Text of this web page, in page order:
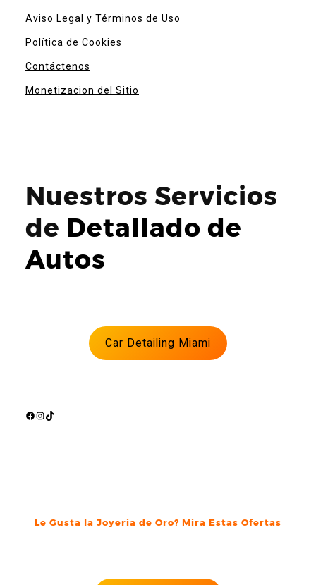
Aviso Legal y Términos de Uso
Política de Cookies
Contáctenos
Monetizacion del Sitio
Nuestros Servicios
de Detallado de
Autos
Car Detailing Miami
Facebook
Instagram
TikTok
Le Gusta la Joyeria de Oro? Mira Estas Ofertas